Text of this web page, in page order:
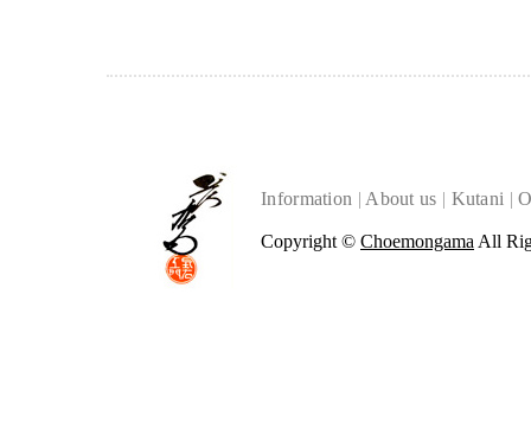
Information | About us | Kutani |
Copyright © Choemongama All